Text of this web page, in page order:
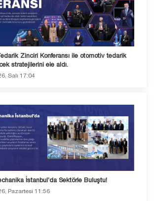
Zinciri Konferansı ile otomotiv tedarik
stratejilerini ele aldı.
Salı 17:04
İstanbul’da Sektörle Buluştu!
Pazartesi 11:56